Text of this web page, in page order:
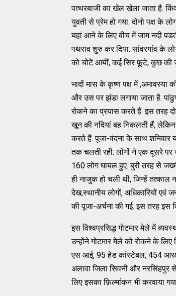
पत्थरबाजी का खेल खेला जाता है.
युवती से प्रेम हो गया. दोनो पक्ष के
यहां आने के लिए बीच में जाम नदी
पथराव शुरु कर दिया. सांवरगांव के
को चोटें आयीं, कई सिर फ़ूटे, कुछ की
भादों मास के कृष्ण पक्ष में ,अमावस्या
और उस पर झंडा लगाया जाता है.
रोकने का प्रयास करते हैं. इस तरह
खून की नदियां बह निकलती हैं,
करते हैं. पूजा-वंदना के साथ शनिवार
तक चलती रही. लोगों ने एक दूसरे पर
160 लोग घायल हुए. बुरी तरह से
ही नाजुक हो चली थी, जिन्हें तत्काल
देख,स्थानीय लोगों, अधिकारियों एवं
की पूजा-अर्चना की गई. इस तरह
इस विश्वप्रसिद्ध गोटमार मेले में
उन्होंने गोटमार मेले को रोकने के
एस आई, 95 हेड कांस्टेबल, 454
अलावा जिला सिवनी और नरसिंहपुर
लिए इसका फ़िल्मांकन भी करवाया